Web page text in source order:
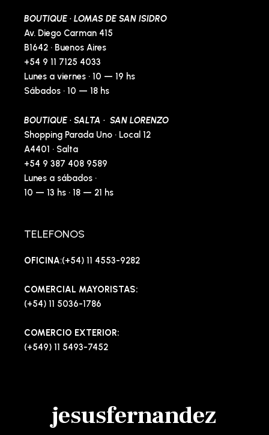
BOUTIQUE · LOMAS DE SAN ISIDRO
Av. Diego Carman 415
B1642 · Buenos Aires
+54 9 11 7125 4033
Lunes a viernes · 10 — 19 hs
Sábados · 10 — 18 hs
BOUTIQUE · SALTA · SAN LORENZO
Shopping Parada Uno · Local 12
A4401 · Salta
+54 9 387 408 9589
Lunes a sábados ·
10 — 13 hs · 18 — 21 hs
TELEFONOS
OFICINA:(+54) 11 4553-9282
COMERCIAL MAYORISTAS:
(+54) 11 5036-1786
COMERCIO EXTERIOR:
(+549) 11 5493-7452
jesusfernandez